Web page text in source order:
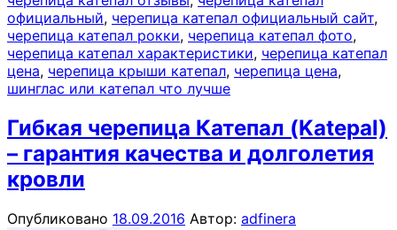
официальный, черепица катепал официальный сайт,
черепица катепал рокки, черепица катепал фото,
черепица катепал характеристики, черепица катепал
цена, черепица крыши катепал, черепица цена,
шинглас или катепал что лучше
Гибкая черепица Катепал (Katepal)
– гарантия качества и долголетия
кровли
Опубликовано 18.09.2016 Автор: adfinera